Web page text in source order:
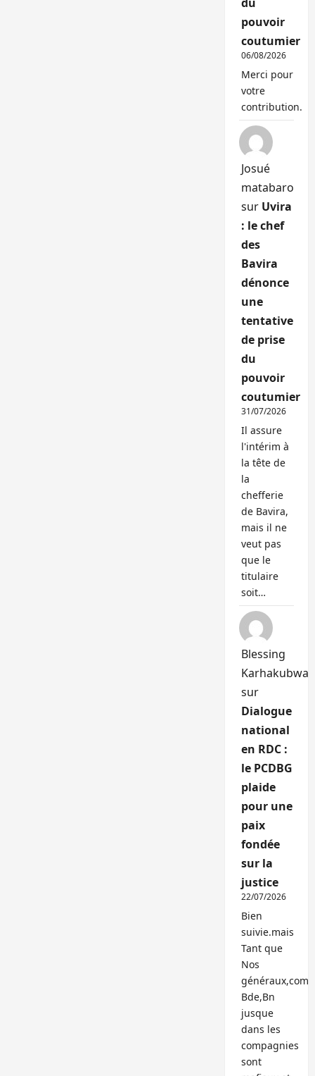
pouvoir
coutumier
06/08/2026
Merci pour
votre
contribution.
Josué
matabaro
sur Uvira
: le chef
des
Bavira
dénonce
une
tentative
de prise
du
pouvoir
coutumier
31/07/2026
Il assure
l'intérim à
la tête de
la
chefferie
de Bavira,
mais il ne
veut pas
que le
titulaire
soit…
Blessing
Karhakubwa
sur
Dialogue
national
en RDC :
le PCDBG
plaide
pour une
paix
fondée
sur la
justice
22/07/2026
Bien
suivie.mais
Tant que
Nos
généraux,com
Bde,Bn
jusque
dans les
compagnies
sont